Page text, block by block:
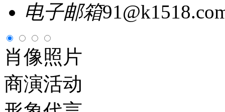
电子邮箱
肖像照片
商演活动